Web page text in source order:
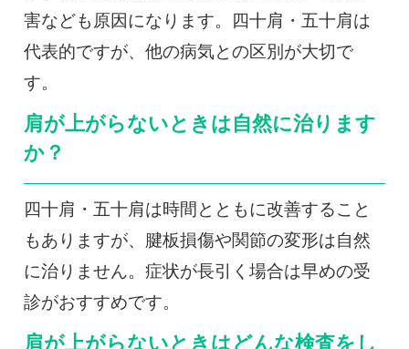
害なども原因になります。四十肩・五十肩は
代表的ですが、他の病気との区別が大切で
す。
肩が上がらないときは自然に治ります
か？
四十肩・五十肩は時間とともに改善すること
もありますが、腱板損傷や関節の変形は自然
に治りません。症状が長引く場合は早めの受
診がおすすめです。
肩が上がらないときはどんな検査をし